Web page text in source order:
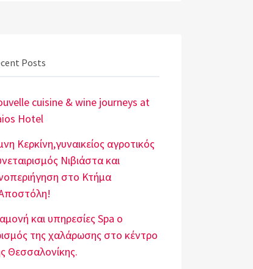
Posts
cuisine & wine journeys at
Hotel
Κερκίνη,γυναικείος αγροτικός
Νιβιάστα και
στο Κτήμα
και υπηρεσίες Spa o
της χαλάρωσης στο κέντρο
Θεσσαλονίκης.